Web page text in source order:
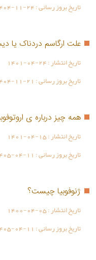
تاریخ بروز رسانی :11-24
علت ارگاسم دردناک یا
تاریخ انتشار :1401-04-24
تاریخ بروز رسانی : 11-21
همه چیز درباره ی
تاریخ انتشار :1401-04-15
تاریخ بروز رسانی : 04-11
ژنوفوبیا چیست؟
تاریخ انتشار :1400-04-05
تاریخ بروز رسانی : 04-11